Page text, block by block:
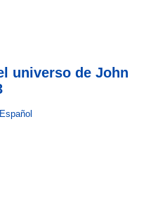
universo de John